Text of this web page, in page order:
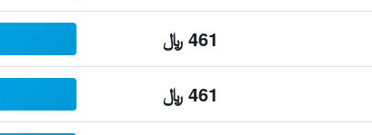
461 ﷼
461 ﷼